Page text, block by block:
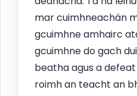
mar cuimhneachán
gcuimhne amhairc
gcuimhne do gach
beatha agus a
roimh an teacht an